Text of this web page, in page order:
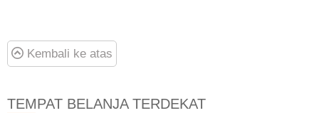
Kembali ke atas
TEMPAT BELANJA TERDEKAT